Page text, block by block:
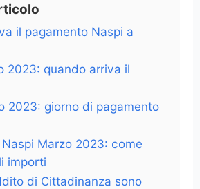
il pagamento Naspi a
2023: quando arriva il
2023: giorno di pagamento
Marzo 2023: come
importi
di Cittadinanza sono